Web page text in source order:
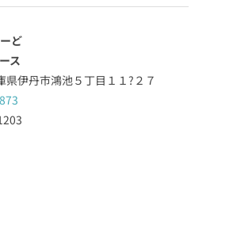
ど
ス
県伊丹市鴻池５丁目１１?２７